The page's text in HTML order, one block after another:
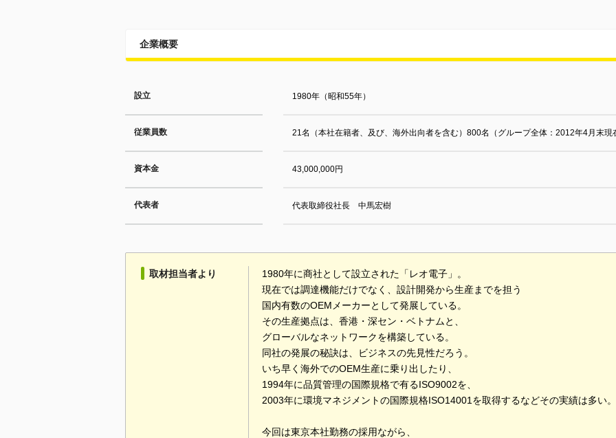
企業概要
設立 1980年（昭和55年）
従業員数 21名（本社在籍者、及び、海外出向者を含む）800名（グループ全体：2012年4月末現
資本金 43,000,000円
代表者 代表取締役社長 中馬宏樹
取材担当者より
1980年に商社として設立された「レオ電子」。
現在では調達機能だけでなく、設計開発から生産までを担う
国内有数のOEMメーカーとして発展している。
その生産拠点は、香港・深セン・ベトナムと、
グローバルなネットワークを構築している。
同社の発展の秘訣は、ビジネスの先見性だろう。
いち早く海外でのOEM生産に乗り出したり、
1994年に品質管理の国際規格で有るISO9002を、
2003年に環境マネジメントの国際規格ISO14001を取得するなどその実績は多い。
今回は東京本社勤務の採用ながら、